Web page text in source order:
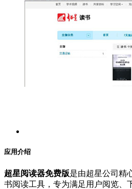
应用介绍
超星阅读器免费版是由超星公司精
书阅读工具，专为满足用户阅览、